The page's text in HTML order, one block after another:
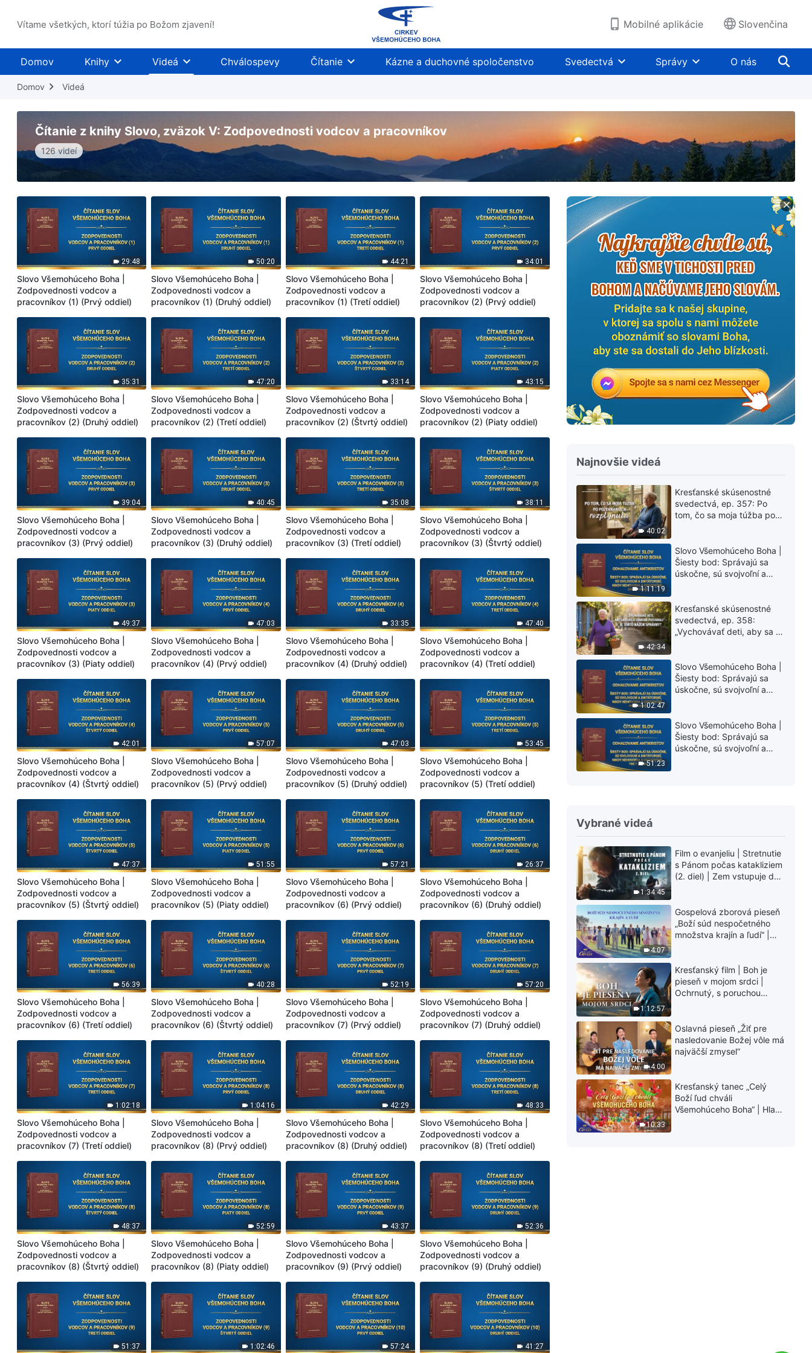
Vítame všetkých, ktorí túžia po Božom zjavení! Mobilné aplikácie Slovenčina
Domov Knihy Videá Chválospevy Čítanie Kázne a duchovné spoločenstvo Svedectvá Správy O nás
Domov Videá
Čítanie z knihy Slovo, zväzok V: Zodpovednosti vodcov a pracovníkov
126 videí
29:48
Slovo Všemohúceho Boha |
Zodpovednosti vodcov a
pracovníkov (1) (Prvý oddiel)
50:20
Slovo Všemohúceho Boha |
Zodpovednosti vodcov a
pracovníkov (1) (Druhý oddiel)
44:21
Slovo Všemohúceho Boha |
Zodpovednosti vodcov a
pracovníkov (1) (Tretí oddiel)
34:01
Slovo Všemohúceho Boha |
Zodpovednosti vodcov a
pracovníkov (2) (Prvý oddiel)
35:31
Slovo Všemohúceho Boha |
Zodpovednosti vodcov a
pracovníkov (2) (Druhý oddiel)
47:20
Slovo Všemohúceho Boha |
Zodpovednosti vodcov a
pracovníkov (2) (Tretí oddiel)
33:14
Slovo Všemohúceho Boha |
Zodpovednosti vodcov a
pracovníkov (2) (Štvrtý oddiel)
43:15
Slovo Všemohúceho Boha |
Zodpovednosti vodcov a
pracovníkov (2) (Piaty oddiel)
39:04
Slovo Všemohúceho Boha |
Zodpovednosti vodcov a
pracovníkov (3) (Prvý oddiel)
40:45
Slovo Všemohúceho Boha |
Zodpovednosti vodcov a
pracovníkov (3) (Druhý oddiel)
35:08
Slovo Všemohúceho Boha |
Zodpovednosti vodcov a
pracovníkov (3) (Tretí oddiel)
38:11
Slovo Všemohúceho Boha |
Zodpovednosti vodcov a
pracovníkov (3) (Štvrtý oddiel)
49:37
Slovo Všemohúceho Boha |
Zodpovednosti vodcov a
pracovníkov (3) (Piaty oddiel)
47:03
Slovo Všemohúceho Boha |
Zodpovednosti vodcov a
pracovníkov (4) (Prvý oddiel)
33:35
Slovo Všemohúceho Boha |
Zodpovednosti vodcov a
pracovníkov (4) (Druhý oddiel)
47:40
Slovo Všemohúceho Boha |
Zodpovednosti vodcov a
pracovníkov (4) (Tretí oddiel)
42:01
Slovo Všemohúceho Boha |
Zodpovednosti vodcov a
pracovníkov (4) (Štvrtý oddiel)
57:07
Slovo Všemohúceho Boha |
Zodpovednosti vodcov a
pracovníkov (5) (Prvý oddiel)
47:03
Slovo Všemohúceho Boha |
Zodpovednosti vodcov a
pracovníkov (5) (Druhý oddiel)
53:45
Slovo Všemohúceho Boha |
Zodpovednosti vodcov a
pracovníkov (5) (Tretí oddiel)
47:37
Slovo Všemohúceho Boha |
Zodpovednosti vodcov a
pracovníkov (5) (Štvrtý oddiel)
51:55
Slovo Všemohúceho Boha |
Zodpovednosti vodcov a
pracovníkov (5) (Piaty oddiel)
57:21
Slovo Všemohúceho Boha |
Zodpovednosti vodcov a
pracovníkov (6) (Prvý oddiel)
26:37
Slovo Všemohúceho Boha |
Zodpovednosti vodcov a
pracovníkov (6) (Druhý oddiel)
56:39
Slovo Všemohúceho Boha |
Zodpovednosti vodcov a
pracovníkov (6) (Tretí oddiel)
40:28
Slovo Všemohúceho Boha |
Zodpovednosti vodcov a
pracovníkov (6) (Štvrtý oddiel)
52:19
Slovo Všemohúceho Boha |
Zodpovednosti vodcov a
pracovníkov (7) (Prvý oddiel)
57:20
Slovo Všemohúceho Boha |
Zodpovednosti vodcov a
pracovníkov (7) (Druhý oddiel)
1:02:18
Slovo Všemohúceho Boha |
Zodpovednosti vodcov a
pracovníkov (7) (Tretí oddiel)
1:04:16
Slovo Všemohúceho Boha |
Zodpovednosti vodcov a
pracovníkov (8) (Prvý oddiel)
42:29
Slovo Všemohúceho Boha |
Zodpovednosti vodcov a
pracovníkov (8) (Druhý oddiel)
48:33
Slovo Všemohúceho Boha |
Zodpovednosti vodcov a
pracovníkov (8) (Tretí oddiel)
48:37
Slovo Všemohúceho Boha |
Zodpovednosti vodcov a
pracovníkov (8) (Štvrtý oddiel)
52:59
Slovo Všemohúceho Boha |
Zodpovednosti vodcov a
pracovníkov (8) (Piaty oddiel)
43:37
Slovo Všemohúceho Boha |
Zodpovednosti vodcov a
pracovníkov (9) (Prvý oddiel)
52:36
Slovo Všemohúceho Boha |
Zodpovednosti vodcov a
pracovníkov (9) (Druhý oddiel)
51:37 1:02:46 57:24 41:27
Najnovšie videá
40:02
Kresťanské skúsenostné
svedectvá, ep. 357: Po
tom, čo sa moja túžba po
1:11:19
Slovo Všemohúceho Boha |
Šiesty bod: Správajú sa
úskočne, sú svojvoľní a
spoločenstve a nútia
ostatných, aby ich
poslúchali (Druhý oddiel)
42:34
Kresťanské skúsenostné
svedectvá, ep. 358:
„Vychovávať deti, aby sa o
1:02:47
Slovo Všemohúceho Boha |
Šiesty bod: Správajú sa
úskočne, sú svojvoľní a
spoločenstve a nútia
ostatných, aby ich
poslúchali (Prvý oddiel)
51:23
Slovo Všemohúceho Boha |
Šiesty bod: Správajú sa
úskočne, sú svojvoľní a
Vybrané videá
1:34:45
Film o evanjeliu | Stretnutie
s Pánom počas katakliziem
(2. diel) | Zem vstupuje do
udierajú. Ľudstvu sa začína
odpočítavať čas. Našli ste
spôsob, ako prežiť?
4:07
Gospelová zborová pieseň
„Boží súd nespočetného
množstva krajín a ľudí“ |
1:12:57
Kresťanský film | Boh je
pieseň v mojom srdci |
Ochrnutý, s poruchou
4:00
Oslavná pieseň „Žiť pre
nasledovanie Božej vôle má
najväčší zmysel“
10:33
Kresťanský tanec „Celý
Boží ľud chváli
Všemohúceho Boha“ | Hlasy